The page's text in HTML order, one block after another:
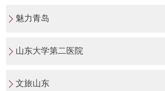
魅力青岛
山东大学第二医院
文旅山东